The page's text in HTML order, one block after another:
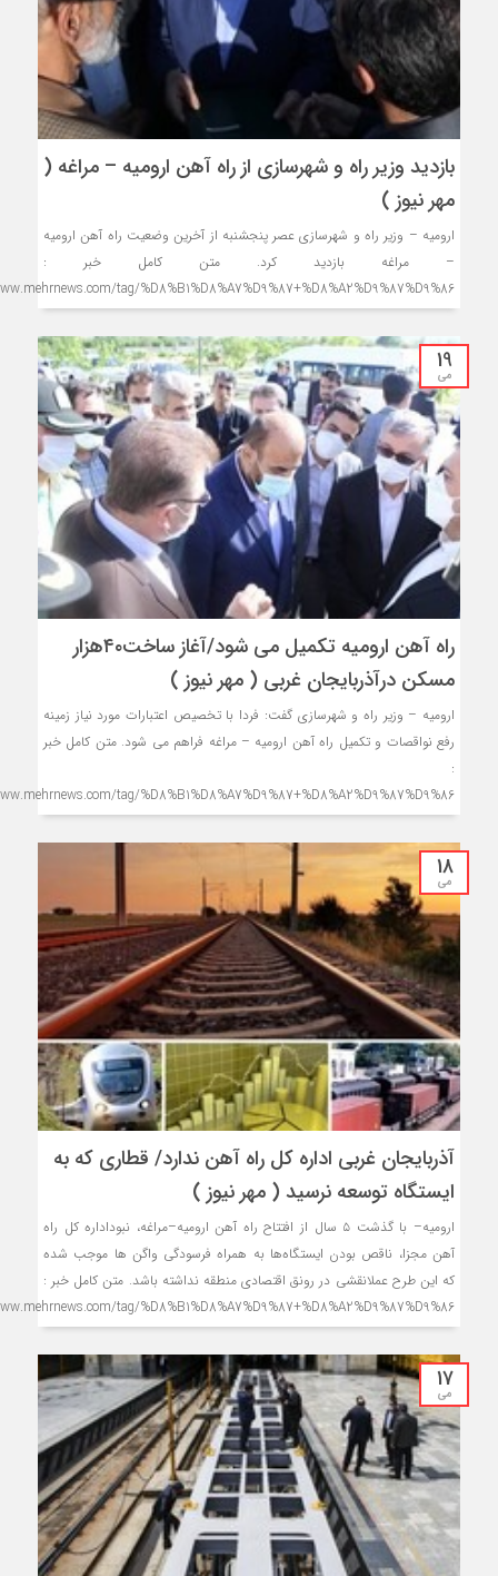
بازدید وزیر راه و شهرسازی از راه آهن ارومیه – مراغه (
مهر نیوز )
ارومیه – وزیر راه و شهرسازی عصر پنجشنبه از آخرین وضعیت راه آهن ارومیه
– مراغه بازدید کرد. متن کامل خبر :
tag/%D8%B1%D8%A7%D9%87+%D8%A2%D9%87%D9%86
19
می
راه آهن ارومیه تکمیل می شود/آغاز ساخت۴۰هزار
مسکن درآذربایجان غربی ( مهر نیوز )
ارومیه – وزیر راه و شهرسازی گفت: فردا با تخصیص اعتبارات مورد نیاز زمینه
رفع نواقصات و تکمیل راه آهن ارومیه – مراغه فراهم می شود. متن کامل خبر
:
tag/%D8%B1%D8%A7%D9%87+%D8%A2%D9%87%D9%86
18
می
آذربایجان غربی اداره کل راه آهن ندارد/ قطاری که به
ایستگاه توسعه نرسید ( مهر نیوز )
ارومیه– با گذشت ۵ سال از افتتاح راه آهن ارومیه–مراغه، نبوداداره کل راه
آهن مجزا، ناقص بودن ایستگاه‌ها به همراه فرسودگی واگن ها موجب شده
که این طرح عملانقشی در رونق اقتصادی منطقه نداشته باشد. متن کامل خبر :
tag/%D8%B1%D8%A7%D9%87+%D8%A2%D9%87%D9%86
17
می